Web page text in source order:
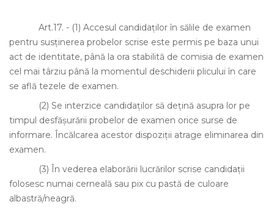
Art.17. - (1) Accesul candidaţilor în sălile de examen
pentru susţinerea probelor scrise este permis pe baza unui
act de identitate, până la ora stabilită de comisia de examen
cel mai târziu până la momentul deschiderii plicului în care
se află tezele de examen.
(2) Se interzice candidaţilor să deţină asupra lor pe
timpul desfăşurării probelor de examen orice surse de
informare. Încălcarea acestor dispoziţii atrage eliminarea din
examen.
(3) În vederea elaborării lucrărilor scrise candidaţii
folosesc numai cerneală sau pix cu pastă de culoare
albastră/neagră.